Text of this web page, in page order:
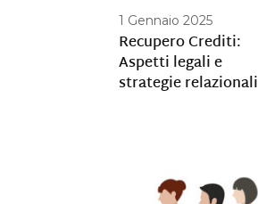
1 Gennaio 2025
Recupero Crediti:
Aspetti legali e
strategie relazionali